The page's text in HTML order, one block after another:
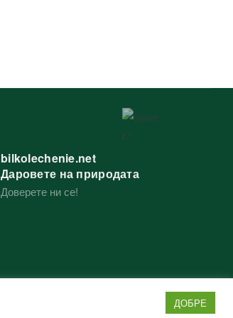
bilkolechenie.net
Даровете на природата
Доверете ни се!
ДОБРЕ